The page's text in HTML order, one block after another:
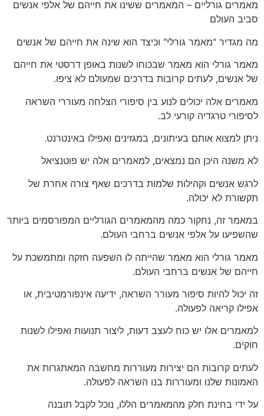
מאמרים גורליים – המאמרים ששינו את חייהם של אלפי אנשים
סביב העולם
מה מגדיר "מאמר גורלי" וכיצד הוא שינה את חייהם של אנשים
מאמר גורלי הוא מאמר שבכוחו לשנות באופן דרסטי את חייהם
של אנשים, לעתים קרובות בדרכים שמעולם לא ציפו.
מאמרים אלה יכולים לנוע בין סיפורי הצלחה מעוררי השראה
לסיפורי טרגדיה קורעי לב.
ניתן למצוא אותם בעיתונים, במגזינים ואפילו באינטרנט.
לא משנה היכן הם נמצאים, למאמרים אלה יש פוטנציאל
לרגש אנשים וקהילות שלמות בדרכים שאף צורה אחרת של
תקשורת לא יכולה.
במאמר זה, נחקור כמה מהמאמרים הגורליים המפורסמים ביותר
שהשפיעו על אלפי אנשים ברחבי העולם.
מאמר גורלי הוא מאמר שהייתה לו השפעה חזקה ומתמשכת על
חייהם של אנשים ברחבי העולם.
זה יכול להיות סיפור מעורר השראה, ידיעה אינפורמטיבית, או
אפילו קריאה לפעולה.
למאמרים אלו יש כוח לעצב דעות, ליצור תנועות ואפילו לשנות
חוקים.
לעתים קרובות הם יצירות מעוררות מחשבה המאתגרות את
האמונות שלנו ומעוררות בנו השראה לפעולה.
על ידי בחינת חלק מהמאמרים הללו, נוכל לקבל תובנה